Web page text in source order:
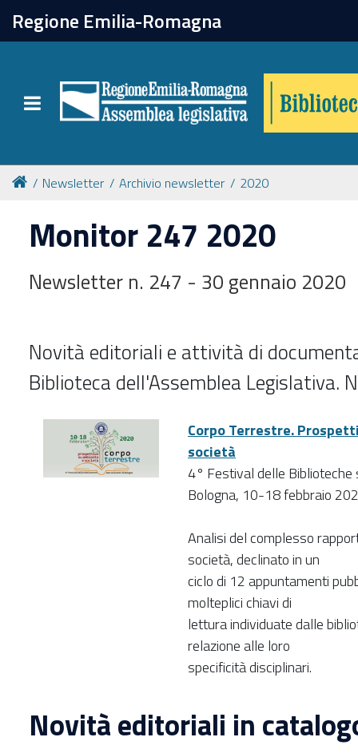
Regione Emilia-Romagna
Toggle navigation
chiudi
Catalogo online
Collezioni
Per approfondire
Appuntamenti
Newsletter Archivio newsletter 2020
Monitor 247 2020
Newsletter n. 247 - 30 gennaio 2020
Novità editoriali e attività di
Biblioteca dell'Assemblea Legislativa.
Corpo Terrestre.
società
4° Festival delle Biblioteche
Bologna, 10-18 febbraio
Analisi del complesso
società, declinato in un
ciclo di 12 appuntamenti
molteplici chiavi di
lettura individuate dalle
relazione alle loro
specificità disciplinari.
Novità editoriali in